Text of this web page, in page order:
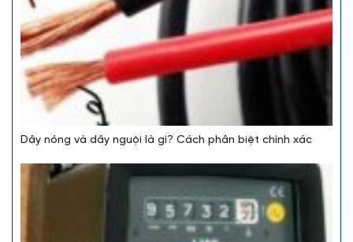
Dây nóng và dây nguội là gì? Cách phân biệt chính xác